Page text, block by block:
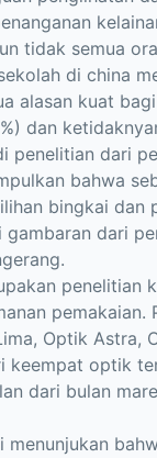
tidak semua
di china
alasan kuat
dan
penelitian dari
bahwa
bingkai dan
gambaran dari
penelitian
Optik Astra,
keempat optik
dari bulan
menunjukan